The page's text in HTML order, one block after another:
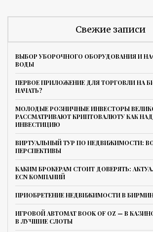
Свежие записи
ВЫБОР УБОРОЧНОГО ОБОРУДОВАНИЯ И
ВОДЫ
ПЕРВОЕ ПРИЛОЖЕНИЕ ДЛЯ ТОРГОВЛИ НА
НАЧАТЬ?
МОЛОДЫЕ РОЗНИЧНЫЕ ИНВЕСТОРЫ
РАССМАТРИВАЮТ КРИПТОВАЛЮТУ КАК
ИНВЕСТИЦИЮ
ВИРТУАЛЬНЫЙ ТУР ПО НЕДВИЖИМОСТИ:
ПЕРСПЕКТИВЫ
КАКИМ БРОКЕРАМ СТОИТ ДОВЕРЯТЬ:
ECN КОМПАНИЙ
ПРИОБРЕТЕНИЕ НЕДВИЖИМОСТИ В
ИГРОВОЙ АВТОМАТ BOOK OF OZ — В
В ЛУЧШИЕ СЛОТЫ